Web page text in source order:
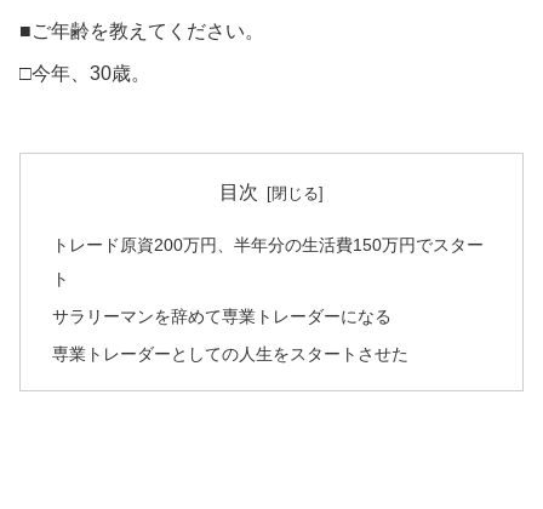
■ご年齢を教えてください。
□今年、30歳。
目次
トレード原資200万円、半年分の生活費150万円でスター
ト
サラリーマンを辞めて専業トレーダーになる
専業トレーダーとしての人生をスタートさせた